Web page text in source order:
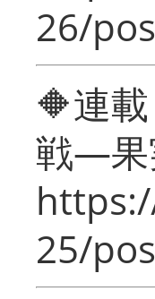
26/
🔶連
戦―果
25/